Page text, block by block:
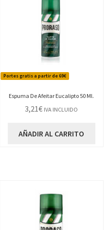
Portes gratis a partir de 69€
Espuma De Afeitar Eucalipto 50 Ml.
3,21€ IVA INCLUIDO
AÑADIR AL CARRITO